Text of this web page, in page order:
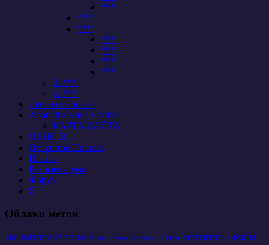
***
***
***
***
***
***
***
3. ***
4. ***
Лента новостей
About the site, О сайте
КАРТА САЙТА
ОКНО В…
Открытое Письмо
Планы
Рекомен-дуем
Форум
Я
Облако меток
ARGUMENTS & FACTS My Friend - Snow Pedestrian Twitter АРГУМЕНТЫ и ФАКТЫ